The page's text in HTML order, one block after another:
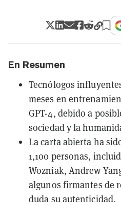
En Resumen
Tecnólogos
meses en
GPT-4, debido a
sociedad y la
La carta abierta ha
1,100 personas,
Wozniak, Andrew
algunos firmantes de
duda su autenticidad.